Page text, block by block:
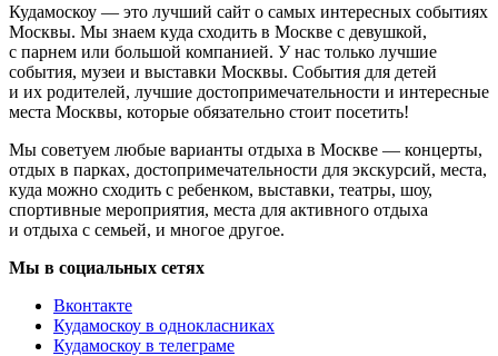
Кудамоскоу — это лучший сайт о самых интересных событиях
Москвы. Мы знаем куда сходить в Москве с девушкой,
с парнем или большой компанией. У нас только лучшие
события, музеи и выставки Москвы. События для детей
и их родителей, лучшие достопримечательности и интересные
места Москвы, которые обязательно стоит посетить!
Мы советуем любые варианты отдыха в Москве — концерты,
отдых в парках, достопримечательности для экскурсий, места,
куда можно сходить с ребенком, выставки, театры, шоу,
спортивные мероприятия, места для активного отдыха
и отдыха с семьей, и многое другое.
Мы в социальных сетях
Вконтакте
Кудамоскоу в однокласниках
Кудамоскоу в телеграме